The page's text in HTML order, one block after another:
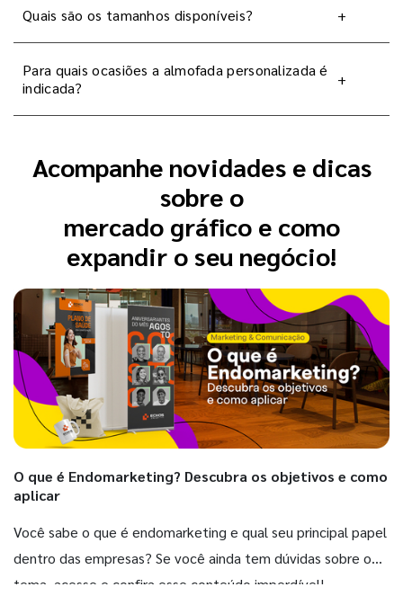
Quais são os tamanhos disponíveis? +
Para quais ocasiões a almofada personalizada é
indicada?
+
Acompanhe novidades e dicas
sobre o
mercado gráfico e como
expandir o seu negócio!
O que é Endomarketing? Descubra os objetivos e como
aplicar
Você sabe o que é endomarketing e qual seu principal papel
dentro das empresas? Se você ainda tem dúvidas sobre o
tema, acesse e confira esse conteúdo imperdível!